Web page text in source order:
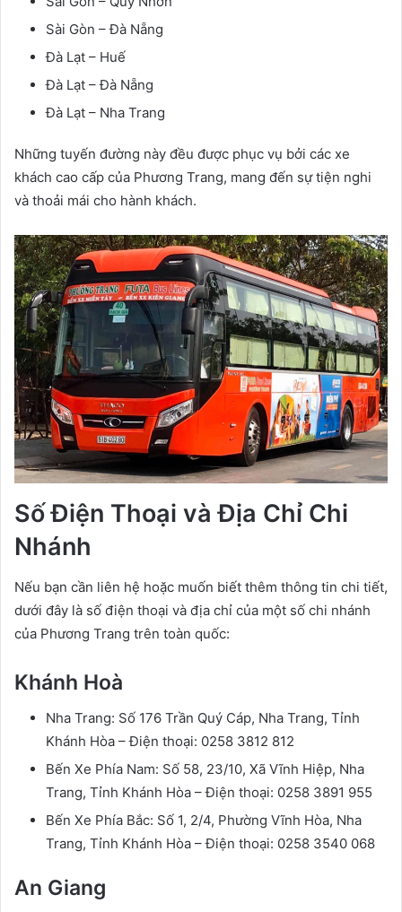
Sài Gòn – Đà Nẵng
Đà Lạt – Huế
Đà Lạt – Đà Nẵng
Đà Lạt – Nha Trang
Những tuyến đường này đều được phục vụ bởi các xe
khách cao cấp của Phương Trang, mang đến sự tiện nghi
và thoải mái cho hành khách.
Số Điện Thoại và Địa Chỉ Chi
Nhánh
Nếu bạn cần liên hệ hoặc muốn biết thêm thông tin chi tiết,
dưới đây là số điện thoại và địa chỉ của một số chi nhánh
của Phương Trang trên toàn quốc:
Khánh Hoà
Nha Trang: Số 176 Trần Quý Cáp, Nha Trang, Tỉnh
Khánh Hòa – Điện thoại: 0258 3812 812
Bến Xe Phía Nam: Số 58, 23/10, Xã Vĩnh Hiệp, Nha
Trang, Tỉnh Khánh Hòa – Điện thoại: 0258 3891 955
Bến Xe Phía Bắc: Số 1, 2/4, Phường Vĩnh Hòa, Nha
Trang, Tỉnh Khánh Hòa – Điện thoại: 0258 3540 068
An Giang